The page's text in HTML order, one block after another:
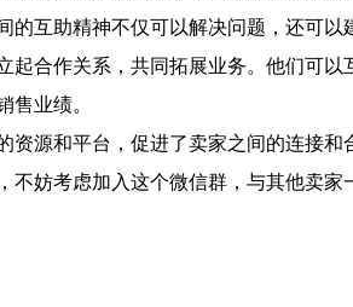
互助精神不仅可以解决问题，还可以
合作关系，共同拓展业务。他们可
售业绩。
源和平台，促进了卖家之间的连接
妨考虑加入这个微信群，与其他卖家